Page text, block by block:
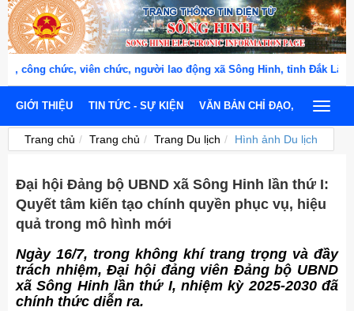
chức, viên chức, người lao động xã Sông Hinh, tỉnh Đắk Lắk
GIỚI THIỆU TIN TỨC - SỰ KIỆN VĂN BẢN CHỈ ĐẠO, ĐIỀU HÀNH
Toggle
Trang chủ Trang chủ Trang Du lịch Hình ảnh Du lịch
Đại hội Đảng bộ UBND xã Sông Hinh lần thứ I:
Quyết tâm kiến tạo chính quyền phục vụ, hiệu
quả trong mô hình mới
Ngày 16/7, trong không khí trang trọng và đầy
trách nhiệm, Đại hội đảng viên Đảng bộ UBND
xã Sông Hinh lần thứ I, nhiệm kỳ 2025-2030 đã
chính thức diễn ra.